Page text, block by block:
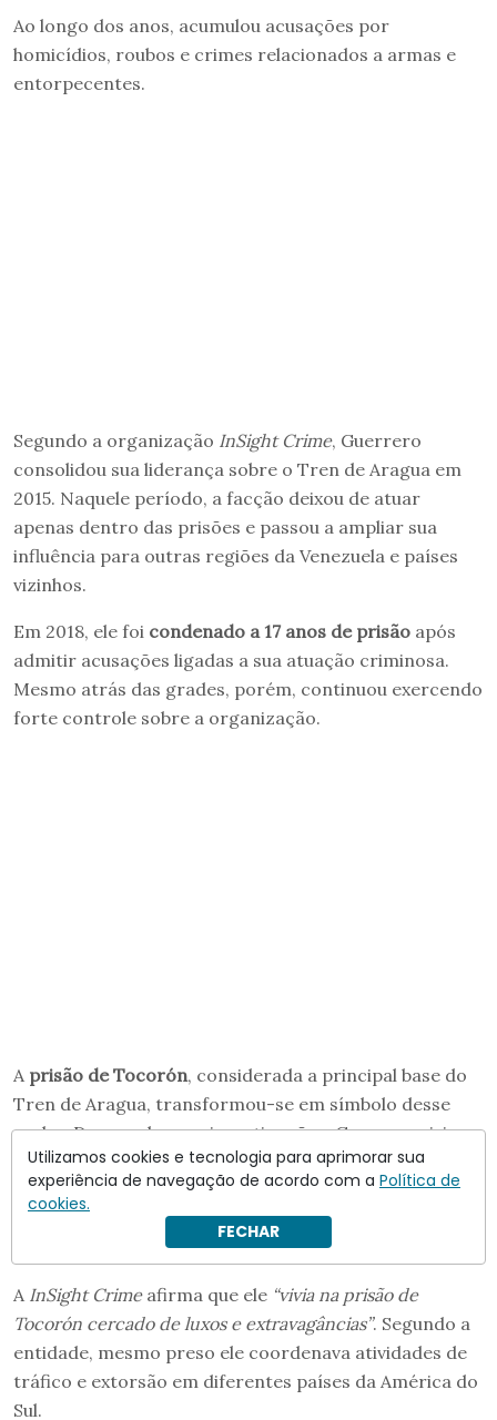
Ao longo dos anos, acumulou acusações por
homicídios, roubos e crimes relacionados a armas e
entorpecentes.
Segundo a organização InSight Crime, Guerrero
consolidou sua liderança sobre o Tren de Aragua em
2015. Naquele período, a facção deixou de atuar
apenas dentro das prisões e passou a ampliar sua
influência para outras regiões da Venezuela e países
vizinhos.
Em 2018, ele foi condenado a 17 anos de prisão após
admitir acusações ligadas a sua atuação criminosa.
Mesmo atrás das grades, porém, continuou exercendo
forte controle sobre a organização.
A prisão de Tocorón, considerada a principal base do
Tren de Aragua, transformou-se em símbolo desse
poder. De acordo com investigações, Guerrero vivia
em umaresidência de dois andares dentro do
complexo penitenciárioe desfrutava de estruturas
incomuns para um presídio, incluindo
discoteca e até um zoológico.
A InSight Crime afirma que ele “vivia na prisão de
Tocorón cercado de luxos e extravagâncias”. Segundo a
entidade, mesmo preso ele coordenava atividades de
tráfico e extorsão em diferentes países da América do
Sul.
Utilizamos cookies e tecnologia para aprimorar sua
experiência de navegação de acordo com a Política de
cookies.
FECHAR